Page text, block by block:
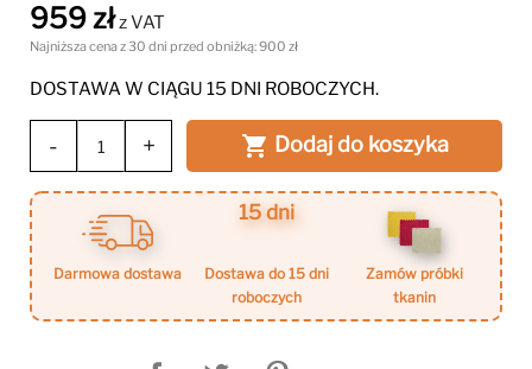
salonie.
959 złz VAT
Najniższa cena z 30 dni przed obniżką:900 zł
DOSTAWA W CIĄGU 15 DNI ROBOCZYCH.
- +  Dodaj do koszyka
darmowa dostawa
15 dni
dostawa do 15 dni
roboczych
zamów próbki
tkanin